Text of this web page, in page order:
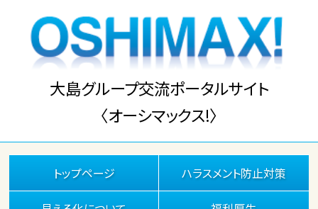
大島グループ交流ポータルサイト
〈オーシマックス!〉
トップページ ハラスメント防止対策